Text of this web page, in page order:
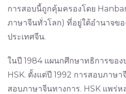
การสอบนี้ถูกคุ้มครองโดย
ภาษาจีนทั่วโลก) ที่อยู่ใต้อำนาจข
ประเทศจีน.
ในปี 1984 แผนกศึกษาทธิการของ
HSK. ตั้งแต่ปี 1992 การสอบภาษา
สอบภาษาจีนทาง​การ. HSK แพร่ห